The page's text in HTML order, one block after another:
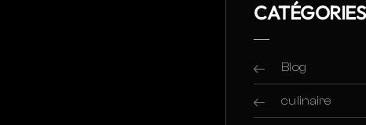
CATÉGORIES
Blog
culinaire